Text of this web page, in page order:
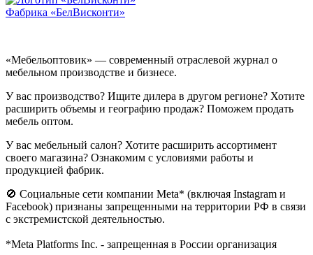
Фабрика «БелВисконти»
«Мебельоптовик» — современный отраслевой журнал о
мебельном производстве и бизнесе.
У вас производство? Ищите дилера в другом регионе? Хотите
расширить объемы и географию продаж? Поможем продать
мебель оптом.
У вас мебельный салон? Хотите расширить ассортимент
своего магазина? Ознакомим с условиями работы и
продукцией фабрик.
🚫 Социальные сети компании Meta* (включая Instagram и
Facebook) признаны запрещенными на территории РФ в связи
с экстремистской деятельностью.
*Meta Platforms Inc. - запрещенная в России организация